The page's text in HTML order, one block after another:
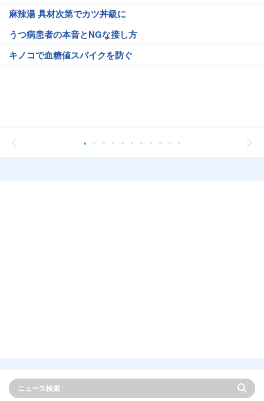
麻辣湯 具材次第でカツ丼級に
うつ病患者の本音とNGな接し方
キノコで血糖値スパイクを防ぐ